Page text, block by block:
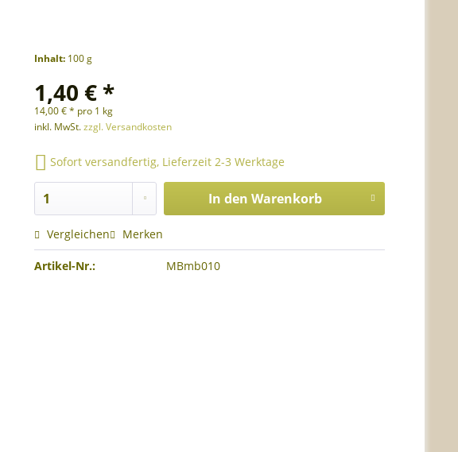
Inhalt: 100 g
1,40 € *
14,00 € * pro 1 kg
inkl. MwSt.zzgl. Versandkosten
Sofort versandfertig, Lieferzeit 2-3 Werktage
In den Warenkorb
Vergleichen Merken
Artikel-Nr.: MBmb010